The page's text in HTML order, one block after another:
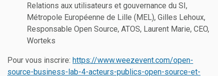
Relations aux utilisateurs et gouvernance du SI,
Métropole Européenne de Lille (MEL), Gilles Lehoux,
Responsable Open Source, ATOS, Laurent Marie, CEO,
Worteks
Pour vous inscrire: https://www.weezevent.com/open-
source-business-lab-4-acteurs-publics-open-source-et-